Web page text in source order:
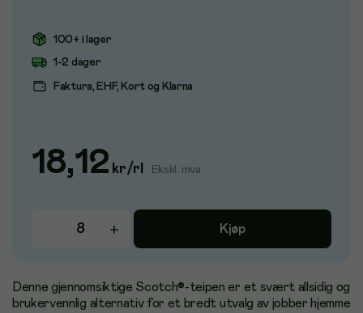
100+ i lager
1-2 dager
Faktura, EHF, Kort og Klarna
18,12 kr/rl Ekskl. mva
Kjøp
Denne gjennomsiktige Scotch®-teipen er et svært allsidig og
brukervennlig alternativ for et bredt utvalg av jobber hjemme